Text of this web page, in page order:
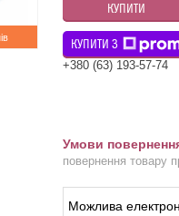
КУПИТИ
КУПИТИ З
+380 (63) 193-57-74
повернення товару